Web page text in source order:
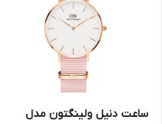
ساعت دنیل ولینگتون مدل